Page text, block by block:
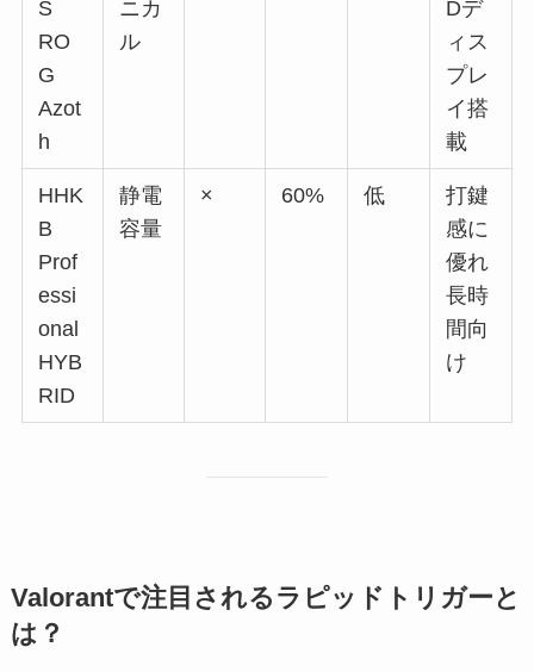
S
RO
G
Azot
h
ニカ
ル
Dデ
ィス
プレ
イ搭
載
HHK
B
Prof
essi
onal
HYB
RID
静電
容量
× 60% 低
打鍵
感に
優れ
長時
間向
け
Valorantで注目されるラピッドトリガーと
は？